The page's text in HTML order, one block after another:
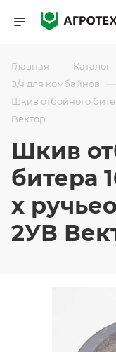
Главная — Каталог
З/ч для комбайнов —
Шкив отбойного
Вектор
Шкив
битера
х
2УВ